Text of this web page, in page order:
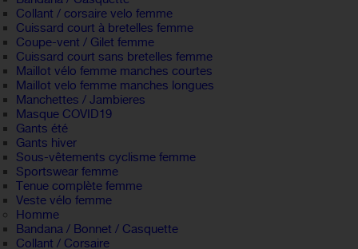
Collant / corsaire velo femme
Cuissard court à bretelles femme
Coupe-vent / Gilet femme
Cuissard court sans bretelles femme
Maillot vélo femme manches courtes
Maillot velo femme manches longues
Manchettes / Jambieres
Masque COVID19
Gants été
Gants hiver
Sous-vêtements cyclisme femme
Sportswear femme
Tenue complète femme
Veste vélo femme
Homme
Bandana / Bonnet / Casquette
Collant / Corsaire